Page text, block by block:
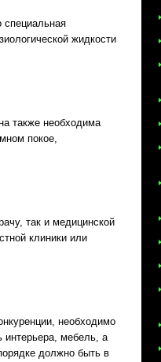
специальная
жидкости
также необходима
покое,
так и медицинской
клиники или
необходимо
интерьера, мебель, а
должно быть в